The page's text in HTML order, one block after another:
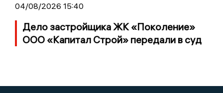
04/08/2026 15:40
Дело застройщика ЖК «Поколение»
ООО «Капитал Строй» передали в суд